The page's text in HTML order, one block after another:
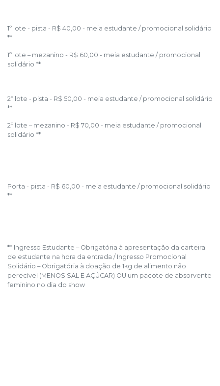
1º lote - pista - R$ 40,00 - meia estudante / promocional solidário
**
1º lote – mezanino - R$ 60,00 - meia estudante / promocional
solidário **
2º lote - pista - R$ 50,00 - meia estudante / promocional solidário
**
2º lote – mezanino - R$ 70,00 - meia estudante / promocional
solidário **
Porta - pista - R$ 60,00 - meia estudante / promocional solidário
**
** Ingresso Estudante – Obrigatória à apresentação da carteira
de estudante na hora da entrada / Ingresso Promocional
Solidário – Obrigatória à doação de 1kg de alimento não
perecível (MENOS SAL E AÇÚCAR) OU um pacote de absorvente
feminino no dia do show